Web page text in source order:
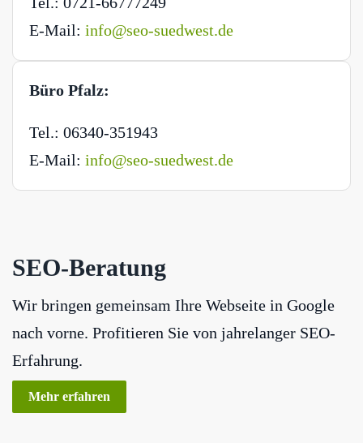
E-Mail: info@seo-suedwest.de
Büro Pfalz:
Tel.: 06340-351943
E-Mail: info@seo-suedwest.de
SEO-Beratung
Wir bringen gemeinsam Ihre Webseite in Google
nach vorne. Profitieren Sie von jahrelanger SEO-
Erfahrung.
Mehr erfahren